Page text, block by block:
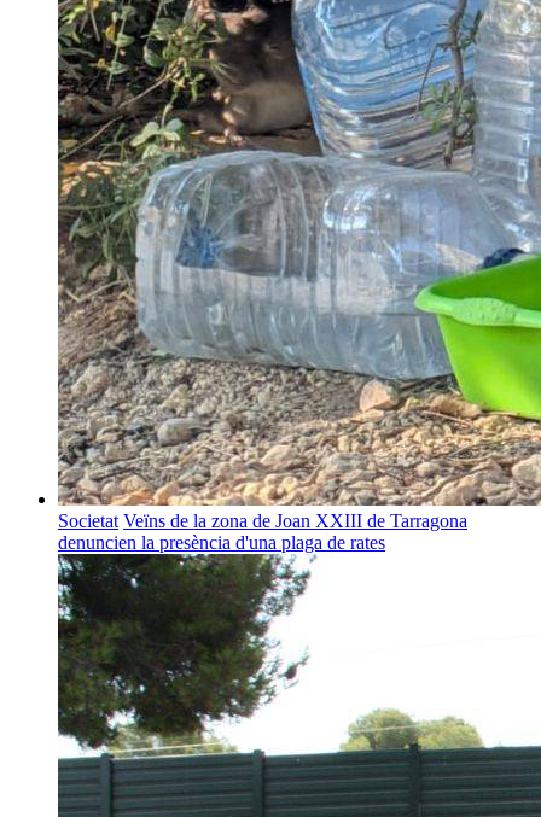
Societat Veïns de la zona de Joan XXIII de Tarragona
denuncien la presència d'una plaga de rates